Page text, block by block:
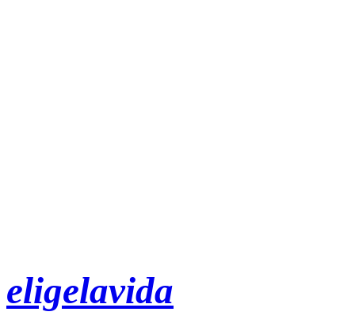
eligelavida